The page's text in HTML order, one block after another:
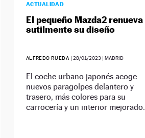
ACTUALIDAD
El pequeño Mazda2 renueva
sutilmente su diseño
ALFREDO RUEDA | 28/01/2023| MADRID
El coche urbano japonés acoge
nuevos paragolpes delantero y
trasero, más colores para su
carrocería y un interior mejorado.